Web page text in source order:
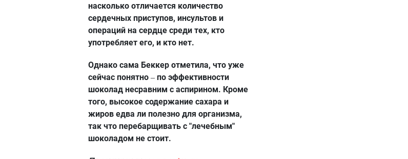
насколько отличается количество
сердечных приступов, инсультов и
операций на сердце среди тех, кто
употребляет его, и кто нет.
Однако сама Беккер отметила, что уже
сейчас понятно – по эффективности
шоколад несравним с аспирином. Кроме
того, высокое содержание сахара и
жиров едва ли полезно для организма,
так что перебарщивать с "лечебным"
шоколадом не стоит.